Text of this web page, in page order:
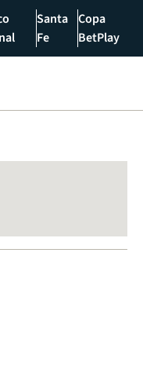
Santa
Fe
Copa
BetPlay